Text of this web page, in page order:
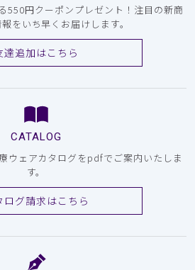
550円クーポンプレゼント！注目の新商
をいち早くお届けします。
達追加はこちら
CATALOG
ウェアカタログをpdfでご案内いたしま
す。
ログ請求はこちら